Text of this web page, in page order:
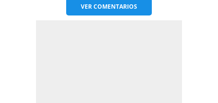
VERCOMENTARIOS